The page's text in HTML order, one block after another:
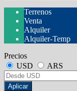
Terrenos
Venta
Alquiler
Alquiler-Temp
Precios
USD
ARS
Aplicar